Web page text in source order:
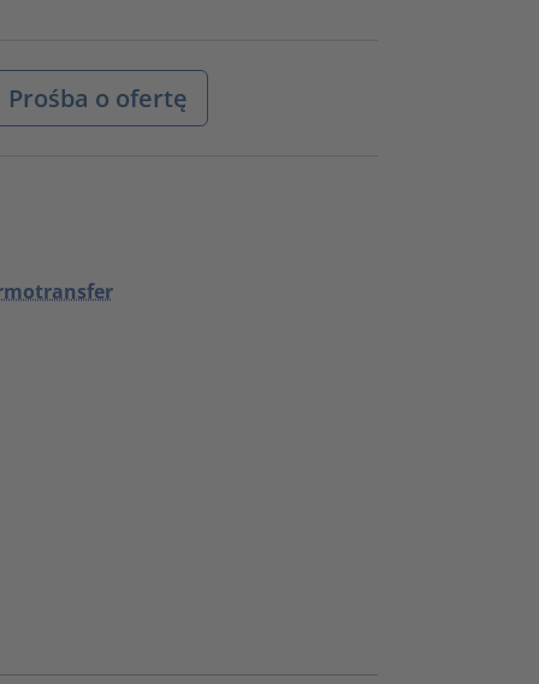
Prośba o ofertę